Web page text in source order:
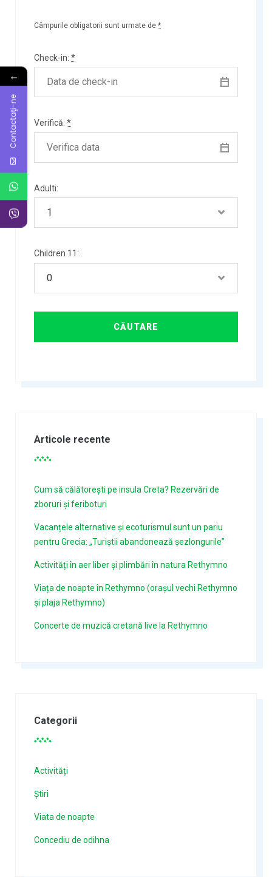
Câmpurile obligatorii sunt urmate de *
Check-in: *
Verifică: *
Adulti:
Children 11:
Articole recente
Cum să călătorești pe insula Creta? Rezervări de
zboruri și feriboturi
Vacanțele alternative și ecoturismul sunt un pariu
pentru Grecia: „Turiștii abandonează șezlongurile”
Activități în aer liber și plimbări în natura Rethymno
Viața de noapte în Rethymno (orașul vechi Rethymno
și plaja Rethymno)
Concerte de muzică cretană live la Rethymno
Categorii
Activități
Știri
Viata de noapte
Concediu de odihna
←
Contactaţi-ne